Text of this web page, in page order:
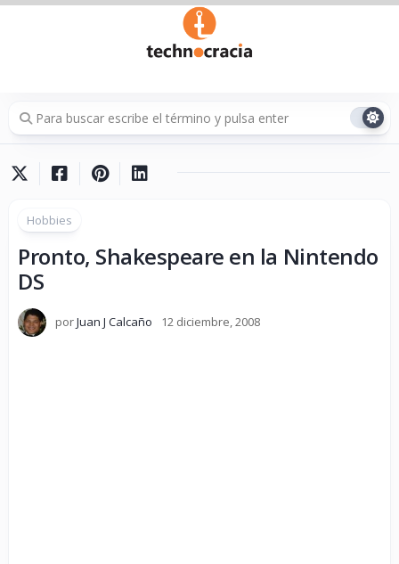
Saltar
Hobbies
Pronto, Shakespeare en la Nintendo
DS
porJuan J Calcaño 12 diciembre, 2008